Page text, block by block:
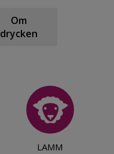
Om
drycken
LAMM